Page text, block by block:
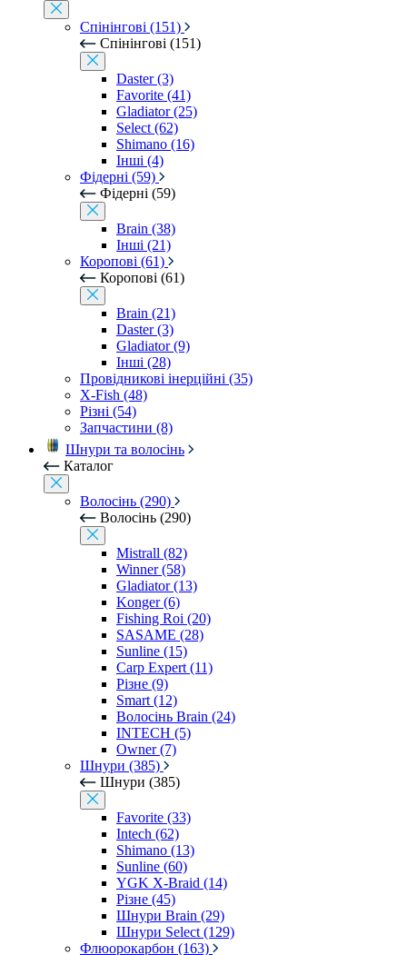
Спінінгові (151)
Спінінгові (151)
Daster (3)
Favorite (41)
Gladiator (25)
Select (62)
Shimano (16)
Інші (4)
Фідерні (59)
Фідерні (59)
Brain (38)
Інші (21)
Коропові (61)
Коропові (61)
Brain (21)
Daster (3)
Gladiator (9)
Інші (28)
Провідникові інерційні (35)
X-Fish (48)
Різні (54)
Запчастини (8)
Шнури та волосінь
Каталог
Волосінь (290)
Волосінь (290)
Mistrall (82)
Winner (58)
Gladiator (13)
Konger (6)
Fishing Roi (20)
SASAME (28)
Sunline (15)
Carp Expert (11)
Різне (9)
Smart (12)
Волосінь Brain (24)
INTECH (5)
Owner (7)
Шнури (385)
Шнури (385)
Favorite (33)
Intech (62)
Shimano (13)
Sunline (60)
YGK X-Braid (14)
Різне (45)
Шнури Brain (29)
Шнури Select (129)
Флюорокарбон (163)